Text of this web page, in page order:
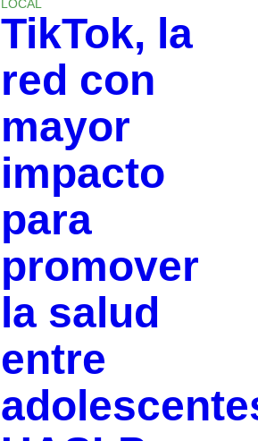
LOCAL
TikTok, la
red con
mayor
impacto
para
promover
la salud
entre